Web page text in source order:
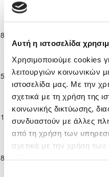
Αυτή η ιστοσελίδα
Χρησιμοποιούμε cookies
λειτουργιών κοινωνικών
ιστοσελίδα μας. Με την
σχετικά με τη χρήση της
κοινωνικής δικτύωσης,
συνδυαστούν με άλλες
από τη χρήση των
σχετικά με την χρήση των
01-2026
Παγκύπριο
Παίδων Κ-17
01-2026
Παγκύπριο
Πρωτάθλημα
Παίδων Κ-17
2025/26
02-2026
Παγκύπριο
Πρωτάθλημα
Παίδων Κ-17
2025/26
02-2026
Παγκύπριο
Πρωτάθλημα